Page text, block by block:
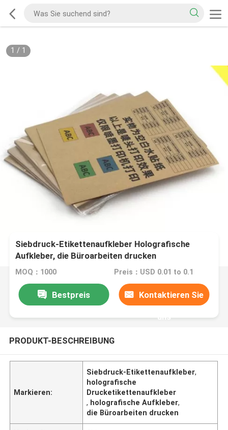
1 / 1
Siebdruck-Etikettenaufkleber Holografische
Aufkleber, die Büroarbeiten drucken
MOQ：1000 Preis：USD 0.01 to 0.1
Bestpreis Kontaktieren Sie
uns
PRODUKT-BESCHREIBUNG
Markieren:
Siebdruck-Etikettenaufkleber,
holografische
Drucketikettenaufkleber
, holografische Aufkleber,
die Büroarbeiten drucken